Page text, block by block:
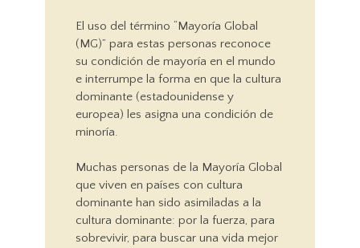
El uso del término “Mayoría Global
(MG)” para estas personas reconoce
su condición de mayoría en el mundo
e interrumpe la forma en que la cultura
dominante (estadounidense y
europea) les asigna una condición de
minoría.
Muchas personas de la Mayoría Global
que viven en países con cultura
dominante han sido asimiladas a la
cultura dominante: por la fuerza, para
sobrevivir, para buscar una vida mejor